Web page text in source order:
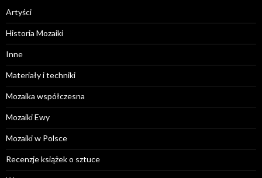
Artyści
Historia Mozaiki
Inne
Materiały i techniki
Mozaika współczesna
Mozaiki Ewy
Mozaiki w Polsce
Recenzje książek o sztuce